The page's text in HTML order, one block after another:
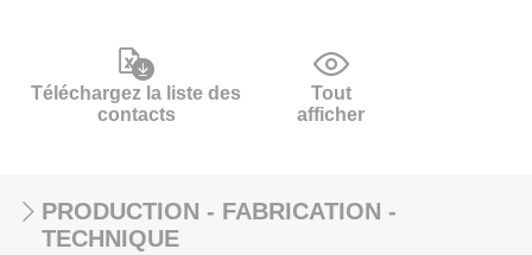
Téléchargez la liste des
contacts
Tout
afficher
PRODUCTION - FABRICATION -
TECHNIQUE